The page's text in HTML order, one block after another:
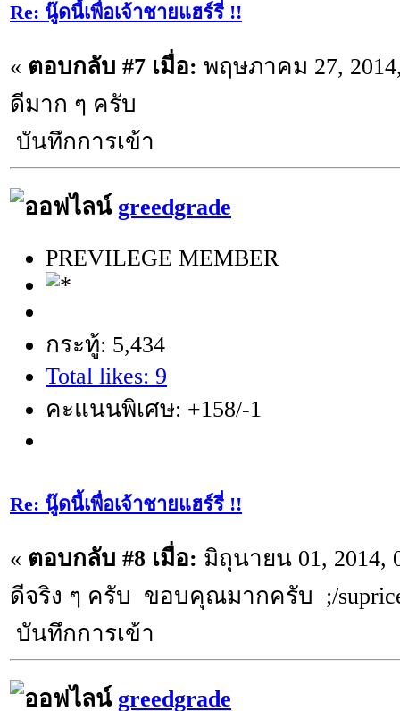
Re: นู๊ดนี้เพื่อเจ้าชายแฮร์รี่ !!
« ตอบกลับ #7 เมื่อ: พฤษภาคม 27,
ดีมาก ๆ ครับ
บันทึกการเข้า
greedgrade
PREVILEGE MEMBER
กระทู้: 5,434
Total likes: 9
คะแนนพิเศษ: +158/-1
Re: นู๊ดนี้เพื่อเจ้าชายแฮร์รี่ !!
« ตอบกลับ #8 เมื่อ: มิถุนายน 01, 2014,
ดีจริง ๆ ครับ ขอบคุณมากครับ ;/suprice
บันทึกการเข้า
greedgrade